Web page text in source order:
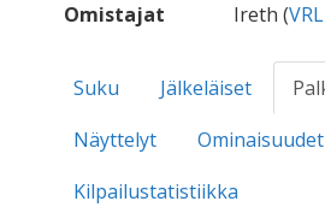
Omistajat
Ireth (
Suku Jälkeläiset
Näyttelyt
Ominaisuudet
Kilpailustatistiikka